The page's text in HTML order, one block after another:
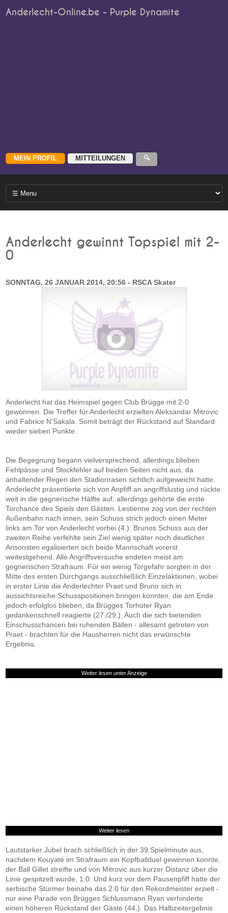
Anderlecht-Online.be - Purple Dynamite
Anderlecht gewinnt Topspiel mit 2-
0
SONNTAG, 26 JANUAR 2014, 20:56 - RSCA Skater
Anderlecht hat das Heimspiel gegen Club Brügge mit 2-0
gewonnen. Die Treffer für Anderlecht erzielten Aleksandar Mitrovic
und Fabrice N'Sakala. Somit beträgt der Rückstand auf Standard
wieder sieben Punkte.
Die Begegnung begann vielversprechend, allerdings blieben
Fehlpässe und Stockfehler auf beiden Seiten nicht aus, da
anhaltender Regen den Stadionrasen sichtlich aufgeweicht hatte.
Anderlecht präsentierte sich von Anpfiff an angriffslustig und rückte
weit in die gegnerische Hälfte auf, allerdings gehörte die erste
Torchance des Spiels den Gästen. Lestienne zog von der rechten
Außenbahn nach innen, sein Schuss strich jedoch einen Meter
links am Tor von Anderlecht vorbei (4.). Brunos Schuss aus der
zweiten Reihe verfehlte sein Ziel wenig später noch deutlicher.
Ansonsten egalisierten sich beide Mannschaft vorerst
weitestgehend. Alle Angriffsversuche endeten meist am
gegnerischen Strafraum. Für ein wenig Torgefahr sorgten in der
Mitte des ersten Durchgangs ausschließlich Einzelaktionen, wobei
in erster Linie die Anderlechter Praet und Bruno sich in
aussichtsreiche Schusspositionen bringen konnten, die am Ende
jedoch erfolglos blieben, da Brügges Torhüter Ryan
gedankenschnell reagierte (27./29.). Auch die sich bietenden
Einschusschancen bei ruhenden Bällen - allesamt getreten von
Praet - brachten für die Hausherren nicht das erwünschte
Ergebnis.
Weiter lesen unter Anzeige
Weiter lesen
Lautstarker Jubel brach schließlich in der 39.Spielminute aus,
nachdem Kouyaté im Strafraum ein Kopfballduel gewinnen konnte,
der Ball Gillet streifte und von Mitrovic aus kurzer Distanz über die
Linie gespitzelt wurde, 1:0. Und kurz vor dem Pausenpfiff hatte der
serbische Stürmer beinahe das 2:0 für den Rekordmeister erzielt -
nur eine Parade von Brügges Schlussmann Ryan verhinderte
einen höheren Rückstand der Gäste (44.). Das Halbzeitergebnis